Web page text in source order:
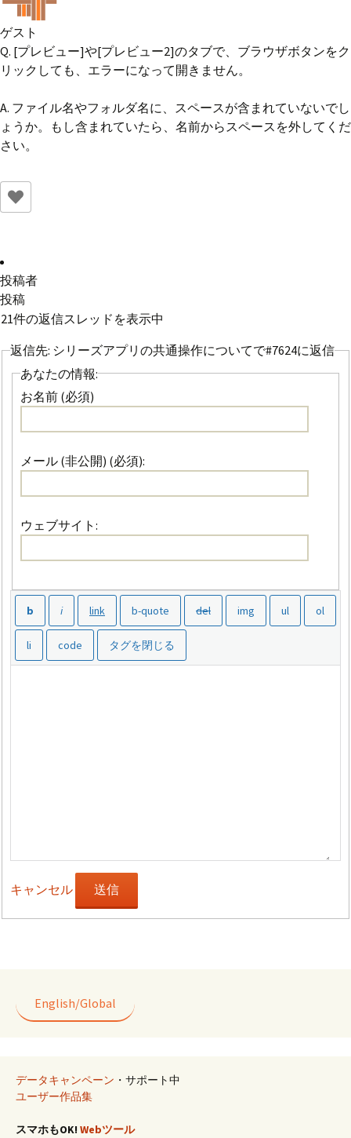
ゲスト
Q. [プレビュー]や[プレビュー2]のタブで、ブラウザボタンをク
リックしても、エラーになって開きません。
A. ファイル名やフォルダ名に、スペースが含まれていないでし
ょうか。もし含まれていたら、名前からスペースを外してくだ
さい。
投稿者
投稿
21件の返信スレッドを表示中
返信先: シリーズアプリの共通操作についてで#7624に返信
あなたの情報:
お名前 (必須)
メール (非公開) (必須):
ウェブサイト:
キャンセル 送信
English/Global
データキャンペーン ・サポート中
ユーザー作品集
スマホもOK! Webツール